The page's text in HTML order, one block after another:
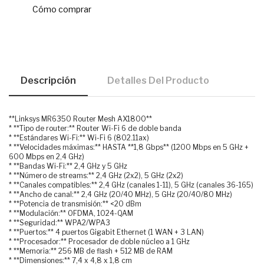
Cómo comprar
Descripción Detalles Del Producto
**Linksys MR6350 Router Mesh AX1800**
* **Tipo de router:** Router Wi-Fi 6 de doble banda
* **Estándares Wi-Fi:** Wi-Fi 6 (802.11ax)
* **Velocidades máximas:** HASTA **1,8 Gbps** (1200 Mbps en 5 GHz +
600 Mbps en 2,4 GHz)
* **Bandas Wi-Fi:** 2,4 GHz y 5 GHz
* **Número de streams:** 2,4 GHz (2x2), 5 GHz (2x2)
* **Canales compatibles:** 2,4 GHz (canales 1-11), 5 GHz (canales 36-165)
* **Ancho de canal:** 2,4 GHz (20/40 MHz), 5 GHz (20/40/80 MHz)
* **Potencia de transmisión:** <20 dBm
* **Modulación:** OFDMA, 1024-QAM
* **Seguridad:** WPA2/WPA3
* **Puertos:** 4 puertos Gigabit Ethernet (1 WAN + 3 LAN)
* **Procesador:** Procesador de doble núcleo a 1 GHz
* **Memoria:** 256 MB de flash + 512 MB de RAM
* **Dimensiones:** 7,4 x 4,8 x 1,8 cm